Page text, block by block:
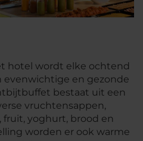
hotel wordt elke ochtend
evenwichtige en gezonde
bestaat uit een
vruchtensappen,
fruit, yoghurt, brood en
worden er ook warme